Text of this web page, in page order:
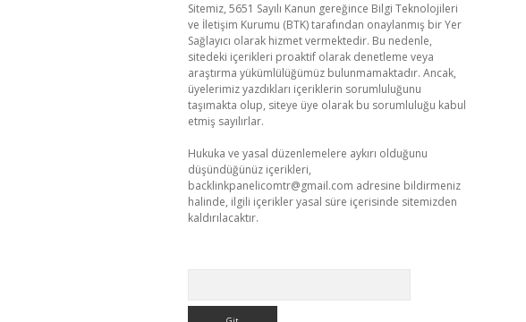
Sitemiz, 5651 Sayılı Kanun gereğince Bilgi Teknolojileri
ve İletişim Kurumu (BTK) tarafından onaylanmış bir Yer
Sağlayıcı olarak hizmet vermektedir. Bu nedenle,
sitedeki içerikleri proaktif olarak denetleme veya
araştırma yükümlülüğümüz bulunmamaktadır. Ancak,
üyelerimiz yazdıkları içeriklerin sorumluluğunu
taşımakta olup, siteye üye olarak bu sorumluluğu kabul
etmiş sayılırlar.
Hukuka ve yasal düzenlemelere aykırı olduğunu
düşündüğünüz içerikleri,
backlinkpanelicomtr@gmail.com adresine bildirmeniz
halinde, ilgili içerikler yasal süre içerisinde sitemizden
kaldırılacaktır.